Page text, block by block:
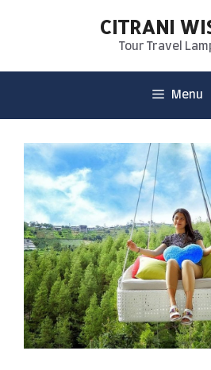
CITRANI
Tour Travel
Menu